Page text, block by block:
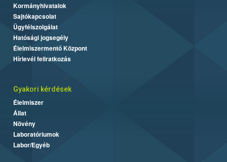
Kormányhivatalok
Sajtókapcsolat
Ügyfélszolgálat
Hatósági jogsegély
Élelmiszermentő Központ
Hírlevél feliratkozás
Gyakori kérdések
Élelmiszer
Állat
Növény
Laboratóriumok
Labor/Egyéb